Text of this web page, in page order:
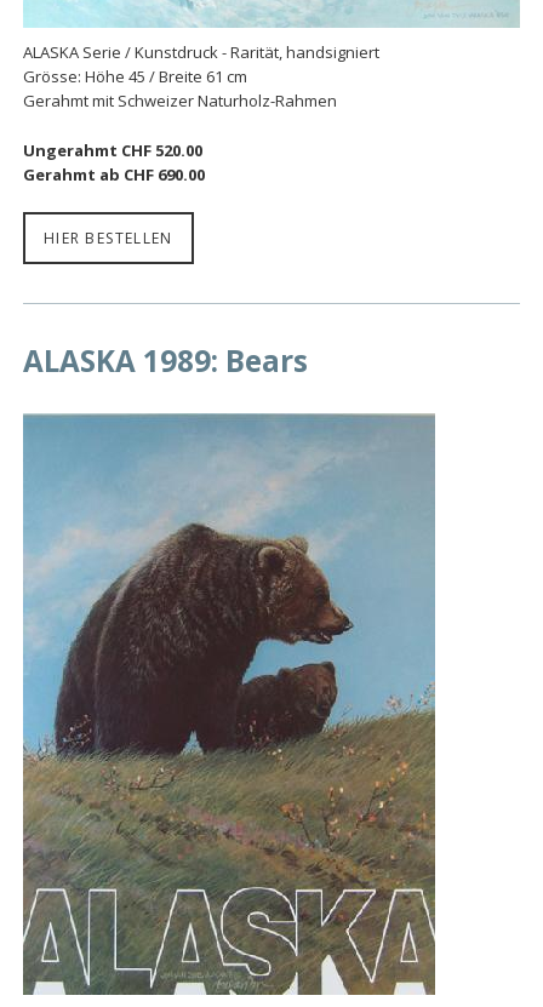
ALASKA Serie / Kunstdruck - Rarität, handsigniert
Grösse: Höhe 45 / Breite 61 cm
Gerahmt mit Schweizer Naturholz-Rahmen
Ungerahmt CHF 520.00
Gerahmt ab CHF 690.00
HIER BESTELLEN
ALASKA 1989: Bears